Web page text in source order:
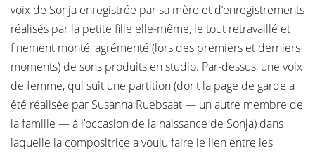
voix de Sonja enregistrée par sa mère et d’enregistrements
réalisés par la petite fille elle-même, le tout retravaillé et
finement monté, agrémenté (lors des premiers et derniers
moments) de sons produits en studio. Par-dessus, une voix
de femme, qui suit une partition (dont la page de garde a
été réalisée par Susanna Ruebsaat — un autre membre de
la famille — à l’occasion de la naissance de Sonja) dans
laquelle la compositrice a voulu faire le lien entre les